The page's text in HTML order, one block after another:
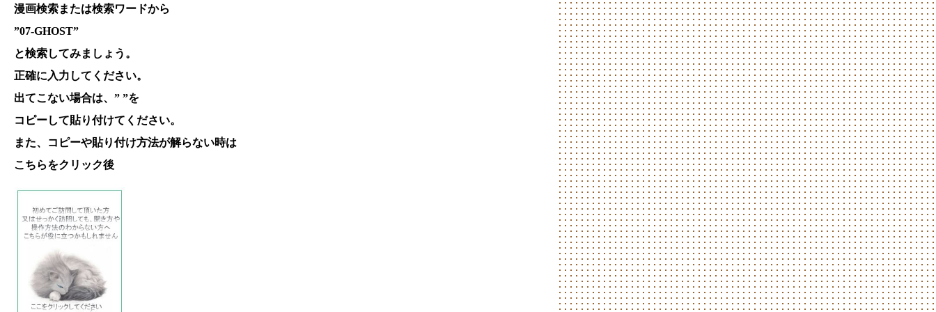
漫画検索または検索ワードから
”07-GHOST”
と検索してみましょう。
正確に入力してください。
出てこない場合は、” ”を
コピーして貼り付けてください。
また、コピーや貼り付け方法が解らない時は
こちらをクリック後